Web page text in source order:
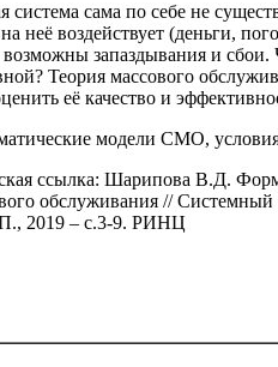
система сама по себе не
неё воздействует (деньги,
запаздывания и сбои.
Теория массового
её качество и
модели СМО,
ссылка: Шарипова В.Д.
обслуживания //
2019 – с.3-9. РИНЦ